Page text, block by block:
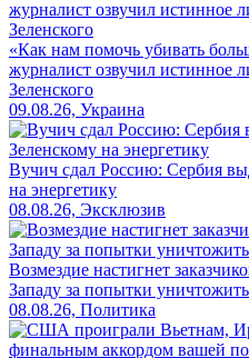
«Как нам помочь убивать
журналист озвучил истинное
Зеленского
09.08.26, Украина
Вучич сдал Россию: Сербия
на энергетику
08.08.26, Эксклюзив
Возмездие настигнет
Западу за попытки
08.08.26, Политика